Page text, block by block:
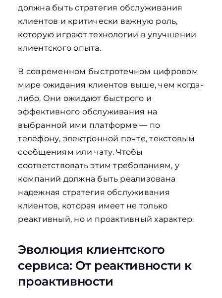
должна быть стратегия обслуживания
клиентов и критически важную роль,
которую играют технологии в улучшении
клиентского опыта.
В современном быстротечном цифровом
мире ожидания клиентов выше, чем когда-
либо. Они ожидают быстрого и
эффективного обслуживания на
выбранной ими платформе — по
телефону, электронной почте, текстовым
сообщениям или чату. Чтобы
соответствовать этим требованиям, у
компаний должна быть реализована
надежная стратегия обслуживания
клиентов, которая имеет не только
реактивный, но и проактивный характер.
Эволюция клиентского
сервиса: От реактивности к
проактивности